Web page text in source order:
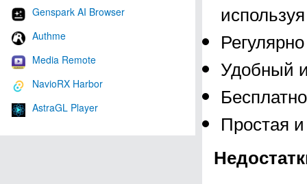
Genspark AI Browser
Authme
Media Remote
NavioRX Harbor
AstraGL Player
Удобный
Простая